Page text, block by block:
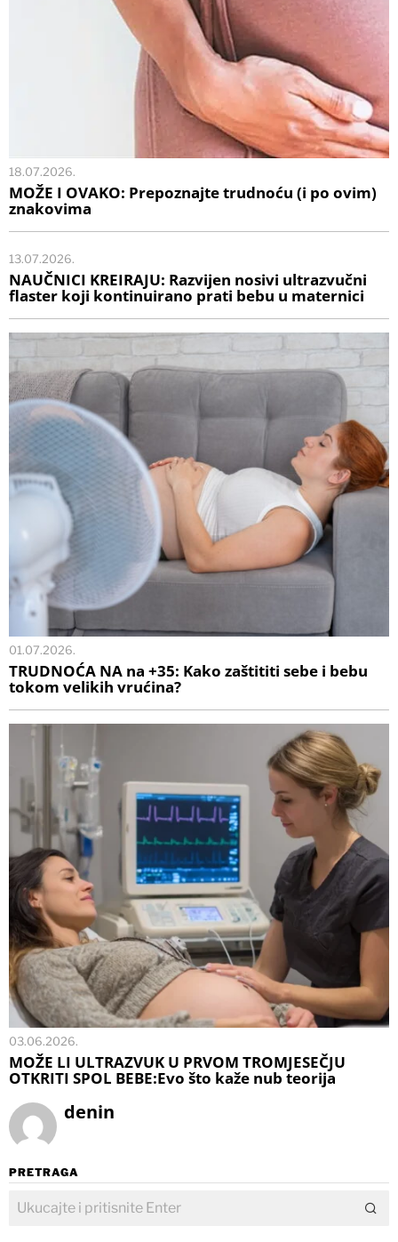
18.07.2026.
MOŽE I OVAKO: Prepoznajte trudnoću (i po ovim)
znakovima
13.07.2026.
NAUČNICI KREIRAJU: Razvijen nosivi ultrazvučni
flaster koji kontinuirano prati bebu u maternici
01.07.2026.
TRUDNOĆA NA na +35: Kako zaštititi sebe i bebu
tokom velikih vrućina?
03.06.2026.
MOŽE LI ULTRAZVUK U PRVOM TROMJESEČJU
OTKRITI SPOL BEBE:Evo što kaže nub teorija
denin
PRETRAGA